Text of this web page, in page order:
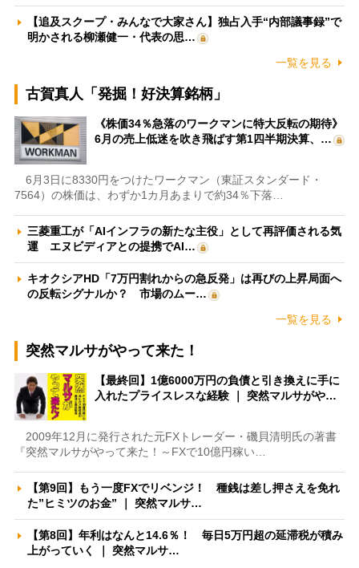
【追及スクープ・みんなで大家さん】独占入手“内部議事録”で
明かされる柳瀬健一・代表の思…
一覧を見る
古賀真人「発掘！好決算銘柄」
《株価34％急落のワークマンに特大反転の期待》
6月の売上低迷を吹き飛ばす第1四半期決算、…
6月3日に8330円をつけたワークマン（東証スタンダード・
7564）の株価は、わずか1カ月あまりで約34％下落…
三菱重工が「AIインフラの新たな主役」として再評価される気
運 エヌビディアとの提携でAI…
キオクシアHD「7万円割れからの急反発」は再びの上昇局面へ
の反転シグナルか？ 市場のムー…
一覧を見る
突然マルサがやって来た！
【最終回】1億6000万円の負債と引き換えに手に
入れたプライスレスな経験 ｜ 突然マルサがや…
2009年12月に発行された元FXトレーダー・磯貝清明氏の著書
『突然マルサがやって来た！～FXで10億円稼い…
【第9回】もう一度FXでリベンジ！ 種銭は差し押さえを免れ
た”ヒミツのお金” ｜ 突然マルサ…
【第8回】年利はなんと14.6％！ 毎日5万円超の延滞税が積み
上がっていく ｜ 突然マルサ…